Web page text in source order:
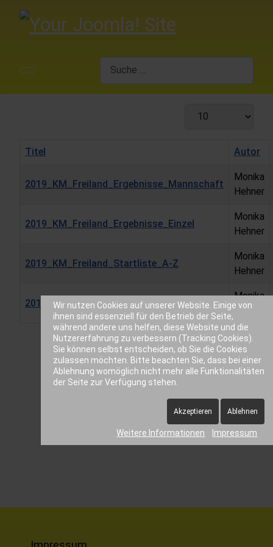
Anzeige #
Beiträge
Titel Autor
2019_KM_Freiland_Ergebnisse_Mannschaft
Monika
Hehner
2019_KM_Freiland_Ergebnisse_Einzel
Monika
Hehner
2019_KM_Freiland_Startliste_A-Z
Monika
Hehner
2019_KM_Freiland_Ausschreibung
Monika
Hehner
Wir nutzen Cookies auf unserer Website. Einige von
ihnen sind essenziell für den Betrieb der Seite,
während andere uns helfen, diese Website und die
Nutzererfahrung zu verbessern (Tracking Cookies).
Sie können selbst entscheiden, ob Sie die Cookies
zulassen möchten. Bitte beachten Sie, dass bei einer
Ablehnung womöglich nicht mehr alle Funktionalitäten
der Seite zur Verfügung stehen.
Akzeptieren Ablehnen
Weitere Informationen Impressum